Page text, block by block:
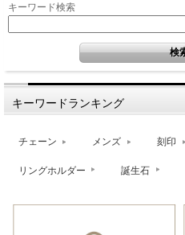
キーワード検索
キーワードランキング
チェーン メンズ 刻印
リングホルダー 誕生石